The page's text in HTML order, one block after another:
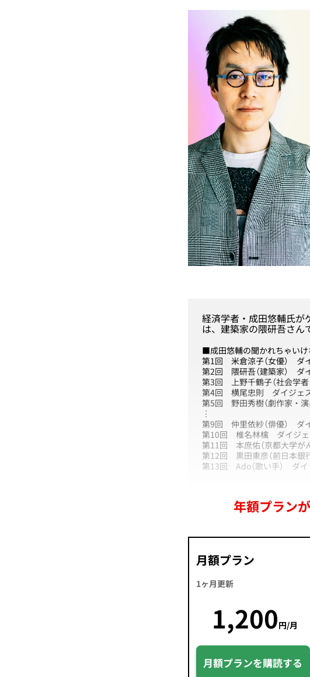
経済学者・成田悠輔氏が
は、建築家の隈研吾さん
■成田悠輔の聞かれちゃい
第1回 米倉涼子（女優） ダ
第2回 隈研吾（建築家） ダ
第3回 上野千鶴子（社会学
第4回 横尾忠則 ダイジェ
第5回 野田秀樹（劇作家・演
︙
第9回 仲里依紗（俳優） ダ
第10回 椎名林檎 ダイジ
第11回 本庶佑（京都大学が
第12回 黒田東彦（前日本銀
第13回 Ado（歌い手） ダ
年額プラン
月額プラン
1ヶ月更新
1,200円/月
月額プランを購読する